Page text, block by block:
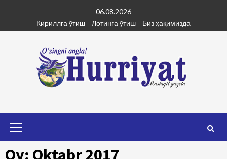
content
06.08.2026
Кириллга ўтиш
Лотинга ўтиш Биз ҳақимизда
Oy: Oktabr 2017